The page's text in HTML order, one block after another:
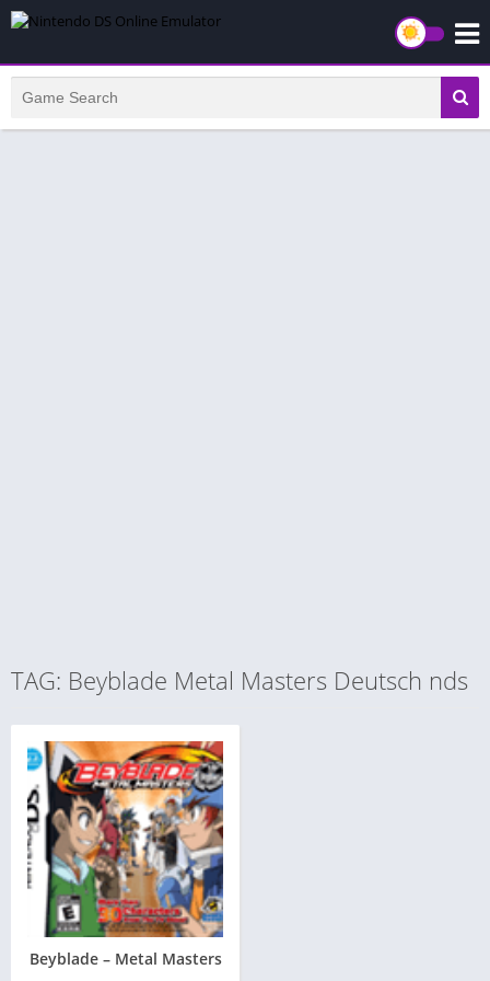
TAG: Beyblade Metal Masters Deutsch nds
Beyblade – Metal Masters